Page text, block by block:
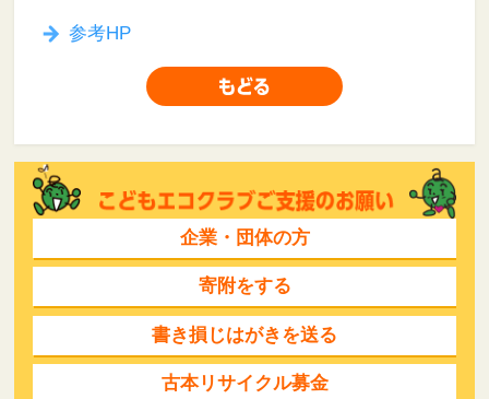
参考HP
企業・団体の方
寄附をする
書き損じはがきを送る
古本リサイクル募金